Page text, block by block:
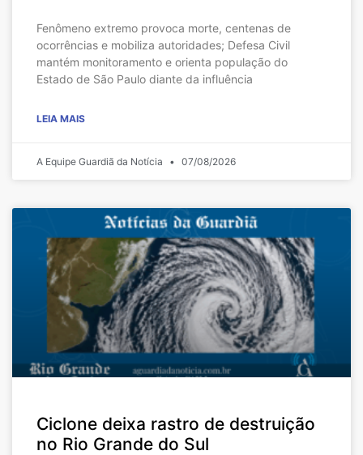
Fenômeno extremo provoca morte, centenas de
ocorrências e mobiliza autoridades; Defesa Civil
mantém monitoramento e orienta população do
Estado de São Paulo diante da influência
LEIA MAIS
A Equipe Guardiã da Notícia 07/08/2026
Ciclone deixa rastro de destruição
no Rio Grande do Sul